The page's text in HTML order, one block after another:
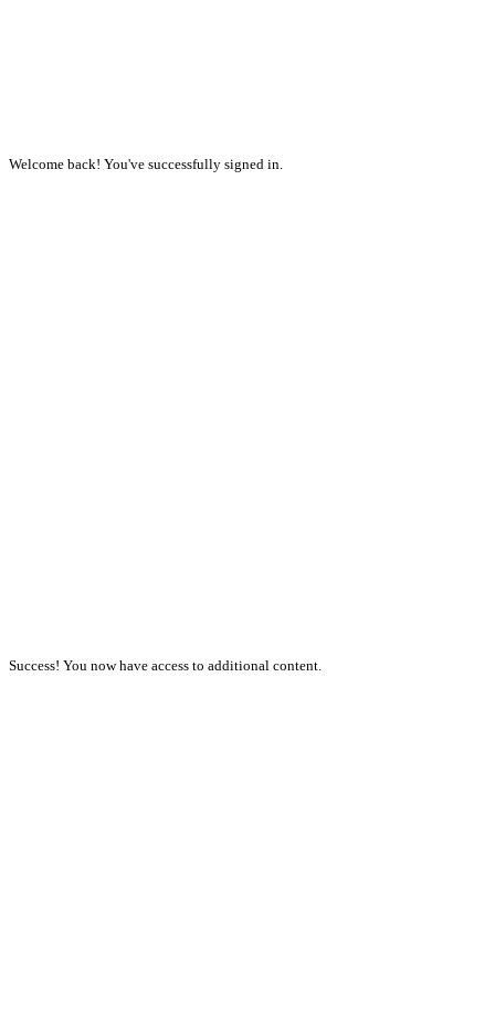
Welcome back! You've successfully signed in.
Success! You now have access to additional content.